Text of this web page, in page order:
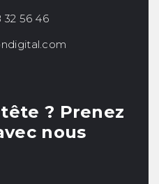
32 56 46
? Prenez
nous